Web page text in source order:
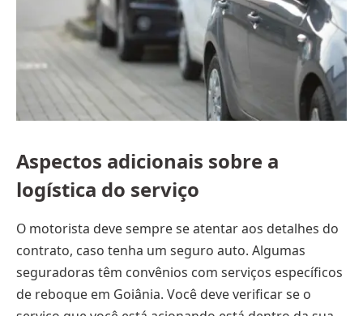
Aspectos adicionais sobre a
logística do serviço
O motorista deve sempre se atentar aos detalhes do
contrato, caso tenha um seguro auto. Algumas
seguradoras têm convênios com serviços específicos
de reboque em Goiânia. Você deve verificar se o